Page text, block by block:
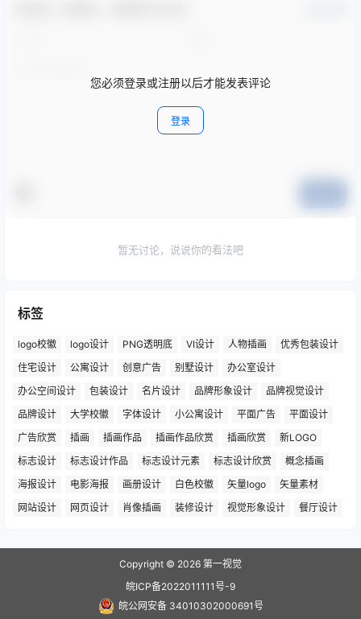
您必须登录或注册以后才能发表评论
登录
暂无讨论，说说你的看法吧
标签
logo校徽 logo设计 PNG透明底 VI设计 人物插画
优秀包装设计
住宅设计
公寓设计 创意广告 别墅设计
办公室设计
办公空间设计
包装设计 名片设计 品牌形象设计
品牌视觉设计
品牌设计
大学校徽 字体设计 小公寓设计 平面广告
平面设计
广告欣赏
插画 插画作品 插画作品欣赏 插画欣赏
新LOGO
标志设计
标志设计作品 标志设计元素 标志设计欣赏
概念插画
海报设计
电影海报 画册设计 白色校徽 矢量logo
矢量素材
网站设计
网页设计 肖像插画 装修设计 视觉形象设计 餐厅设计
Copyright © 2026 第一视觉
皖ICP备2022011111号-9
皖公网安备 34010302000691号